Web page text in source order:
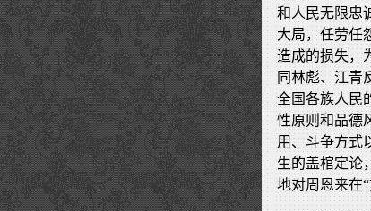
和人民无限忠
大局，任劳任
造成的损失，
同林彪、江青
全国各族人民
性原则和品德
用、斗争方式
生的盖棺定论
地对周恩来在